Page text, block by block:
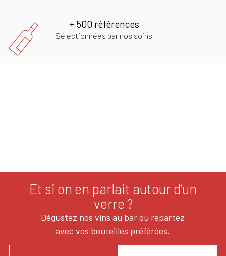
+ 500 références
Sélectionnées par nos soins
Et si on en parlait autour d’un
verre ?
Dégustez nos vins au bar ou repartez
avec vos bouteilles préférées.